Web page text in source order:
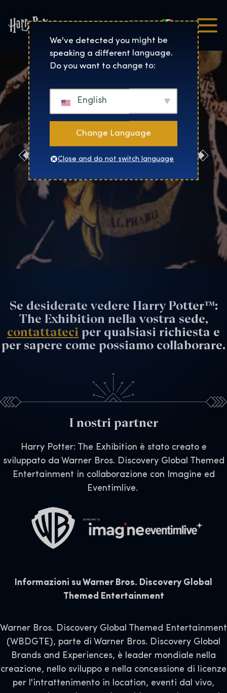
Harry Potter™: The
Italiano
Prenotaci
Se desiderate vedere Harry Potter™:
The Exhibition nella vostra sede,
contattateci per qualsiasi richiesta e
per sapere come possiamo collaborare.
I nostri partner
Harry Potter: The Exhibition è stato creato e
sviluppato da Warner Bros. Discovery Global Themed
Entertainment in collaborazione con Imagine ed
Eventimlive.
Informazioni su Warner Bros. Discovery Global
Themed Entertainment
Warner Bros. Discovery Global Themed Entertainment
(WBDGTE), parte di Warner Bros. Discovery Global
Brands and Experiences, è leader mondiale nella
creazione, nello sviluppo e nella concessione di licenze
per l'intrattenimento in location, eventi dal vivo,
We've detected you might be
speaking a different language.
Do you want to change to:
English
Change Language
Close and do not switch language